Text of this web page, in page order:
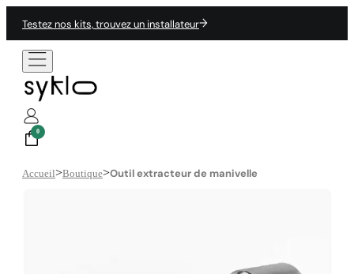
Testez nos kits, trouvez un installateur
0
Accueil>Boutique>Outil extracteur de manivelle